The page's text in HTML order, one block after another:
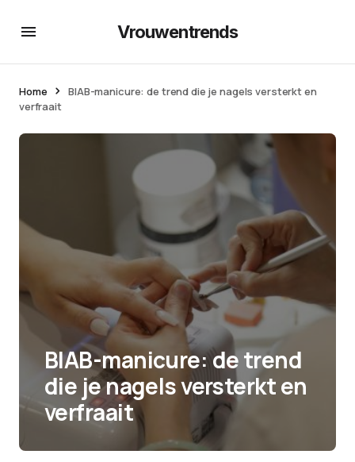
Vrouwentrends
Home
BIAB-manicure: de trend die je nagels versterkt en
verfraait
BIAB-manicure: de trend
die je nagels versterkt en
verfraait